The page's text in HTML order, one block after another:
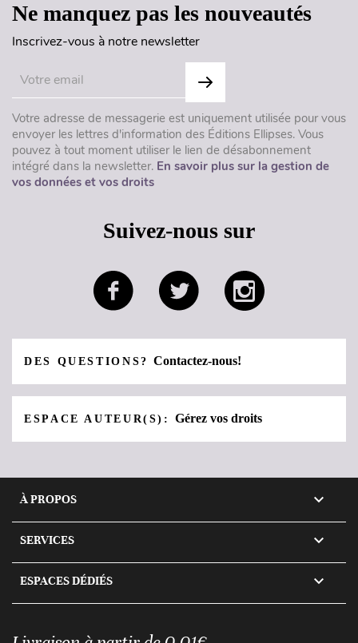
Ne manquez pas les nouveautés
Inscrivez-vous à notre newsletter
Votre adresse de messagerie est uniquement utilisée pour vous
envoyer les lettres d'information des Éditions Ellipses. Vous
pouvez à tout moment utiliser le lien de désabonnement
intégré dans la newsletter. En savoir plus sur la gestion de
vos données et vos droits
Suivez-nous sur
DES QUESTIONS?Contactez-nous!
ESPACE AUTEUR(S):Gérez vos droits
À PROPOS 
SERVICES 
ESPACES DÉDIÉS 